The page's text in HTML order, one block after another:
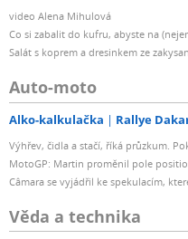
video Alena Mihulová
Co si zabalit do kufru, abyste na
Salát s koprem a dresinkem ze
Auto-moto
Alko-kalkulačka Rallye
Výhřev, čidla a stačí, říká průzkum.
MotoGP: Martin proměnil pole
Câmara se vyjádřil ke spekulacím,
Věda a technika